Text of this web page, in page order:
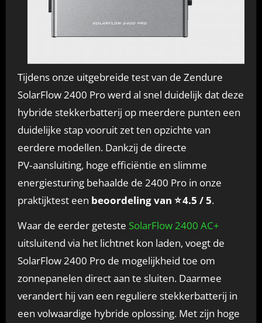
Tijdens onze uitgebreide test van de Zendure
SolarFlow 2400 Pro werd al snel duidelijk dat deze
hybride stekkerbatterij op meerdere punten een
duidelijke stap vooruit zet ten opzichte van
eerdere modellen. Dankzij de directe
PV‑aansluiting, hoge efficiëntie en slimme
energiesturing behaalde de 2400 Pro in onze
praktijktest een beoordeling van ⭐ 4.5 / 5.
Waar de eerder geteste SolarFlow 2400 AC+
uitsluitend via het lichtnet kon laden, voegt de
SolarFlow 2400 Pro de mogelijkheid toe om
zonnepanelen direct aan te sluiten. Daarmee
verandert hij van een reguliere stekkerbatterij in
een volwaardige hybride oplossing. Met zijn hoge